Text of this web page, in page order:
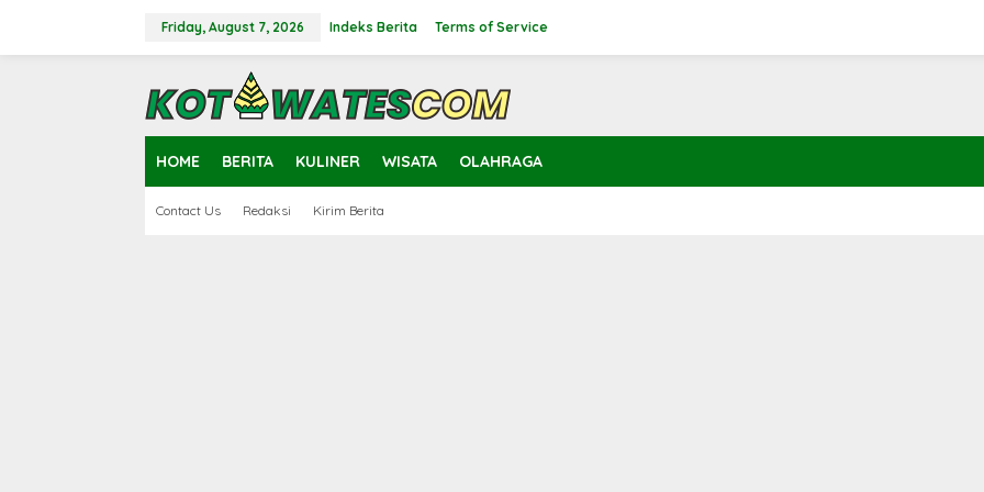
Friday, August 7, 2026 Indeks Berita Terms of Service
HOME BERITA KULINER WISATA OLAHRAGA
Contact Us Redaksi Kirim Berita